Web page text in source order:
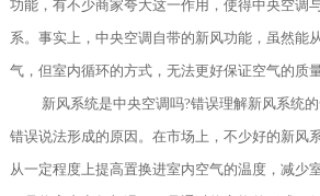
功能，有不少商家夸大这一作用，使得中央空调
系。事实上，中央空调自带的新风功能，虽然能
气，但室内循环的方式，无法更好保证空气的质
新风系统是中央空调吗?错误理解新风系统
错误说法形成的原因。在市场上，不少好的新风
从一定程度上提高置换进室内空气的温度，减少